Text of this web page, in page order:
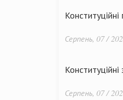
Серпень, 07 /
Серпень, 07 /